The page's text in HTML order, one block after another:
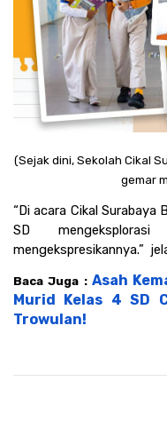
(Sejak dini, Sekolah Cikal
gemar
“Di acara Cikal Surabaya
SD
mengekspresikannya.”
Baca Juga : Asah
Murid Kelas 4 SD
Trowulan!